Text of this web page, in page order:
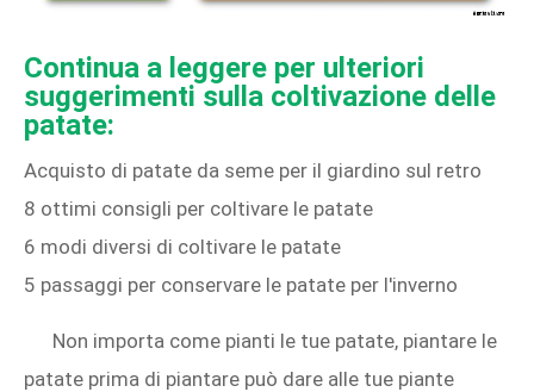
Continua a leggere per ulteriori
suggerimenti sulla coltivazione delle
patate:
Acquisto di patate da seme per il giardino sul retro
8 ottimi consigli per coltivare le patate
6 modi diversi di coltivare le patate
5 passaggi per conservare le patate per l'inverno
Non importa come pianti le tue patate, piantare le
patate prima di piantare può dare alle tue piante